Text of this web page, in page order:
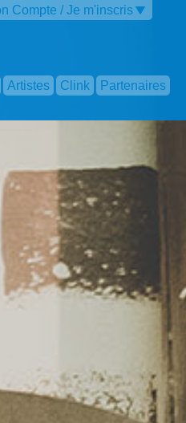
Compte / Je m'inscris
Artistes Clink Partenaires